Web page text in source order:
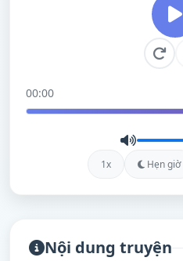
00:00
1x Hẹn giờ
Nội dung truyện